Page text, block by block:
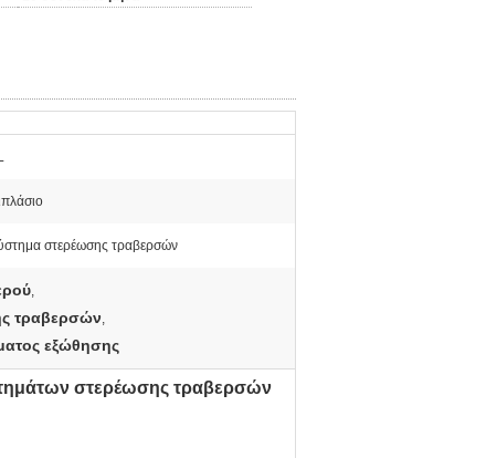
στερέωσης τραβερσών
,
τραβερσών,
εξώθησης
στερέωσης τραβερσών